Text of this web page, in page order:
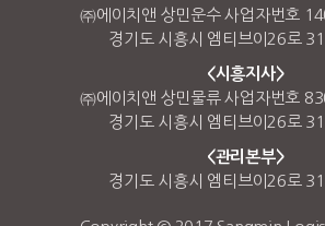
㈜에이치앤 상민운수 사업자번호
경기도 시흥시 엠티브이26로
<시흥지사>
㈜에이치앤 상민물류 사업자번호
경기도 시흥시 엠티브이26로
<관리본부>
경기도 시흥시 엠티브이26로